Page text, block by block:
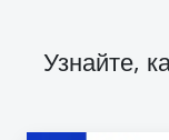
Узнайте,